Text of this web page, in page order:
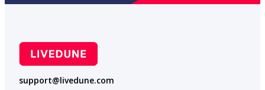
support@livedune.com